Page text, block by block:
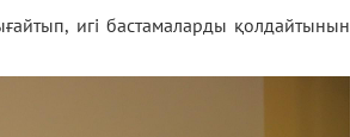
игі бастамаларды қолдайтынын